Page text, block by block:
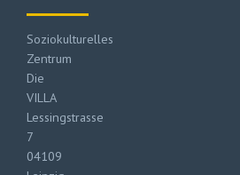
Soziokulturelles
Zentrum
Die
VILLA
Lessingstrasse
7
04109